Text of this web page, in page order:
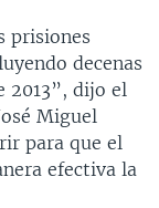
prisiones
decenas
2013”, dijo el
Miguel
para que el
efectiva la